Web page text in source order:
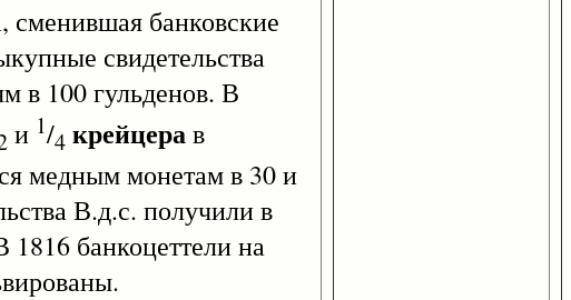
сменившая банковские
свидетельства
в 100 гульденов. В
и 1/4 крейцерав
медным монетам в 30 и
В.д.с. получили в
1816 банкоцеттели на